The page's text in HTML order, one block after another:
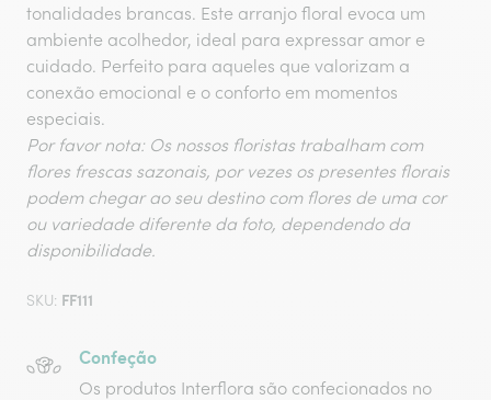
tonalidades brancas. Este arranjo floral evoca um
ambiente acolhedor, ideal para expressar amor e
cuidado. Perfeito para aqueles que valorizam a
conexão emocional e o conforto em momentos
especiais.
Por favor nota: Os nossos floristas trabalham com
flores frescas sazonais, por vezes os presentes florais
podem chegar ao seu destino com flores de uma cor
ou variedade diferente da foto, dependendo da
disponibilidade.
SKU: FF111
Confeção
Os produtos Interflora são confecionados no